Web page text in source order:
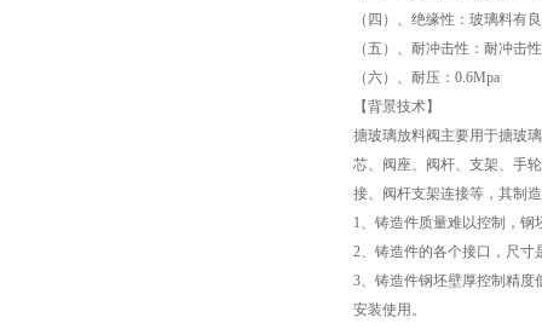
（四）、绝缘性：玻璃料有
（五）、耐冲击性：耐冲击
（六）、耐压：0.6Mpa
【背景技术】
搪玻璃放料阀主要用于搪玻
芯、阀座、阀杆、支架、手
接、阀杆支架连接等，其制
1、铸造件质量难以控制，
2、铸造件的各个接口，尺
3、铸造件钢坯壁厚控制精
安装使用。